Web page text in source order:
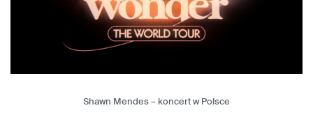
Shawn Mendes – koncert w Polsce